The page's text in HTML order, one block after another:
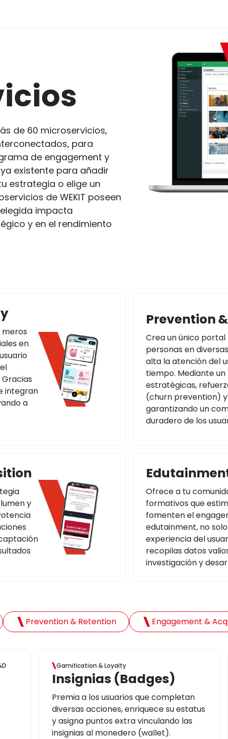
de 60 microservicios,
para
de engagement y
existente para añadir
estrategia o elige un
de WEKIT poseen
impacta
y en el rendimiento
meros
en
integran
a
Prevention
Crea un único
personas en
alta la atención del
tiempo. Mediante un
estratégicas,
(churn prevention)
garantizando un
duradero de los
y
Ofrece a tu
formativos que
fomenten el
edutainment, no
experiencia del
recopilas datos
investigación y
Prevention & Retention Engagement &
Gamification & Loyalty
Insignias (Badges)
Premia a los usuarios que completan
diversas acciones, enriquece su estatus
y asigna puntos extra vinculando las
insignias al monedero (wallet).